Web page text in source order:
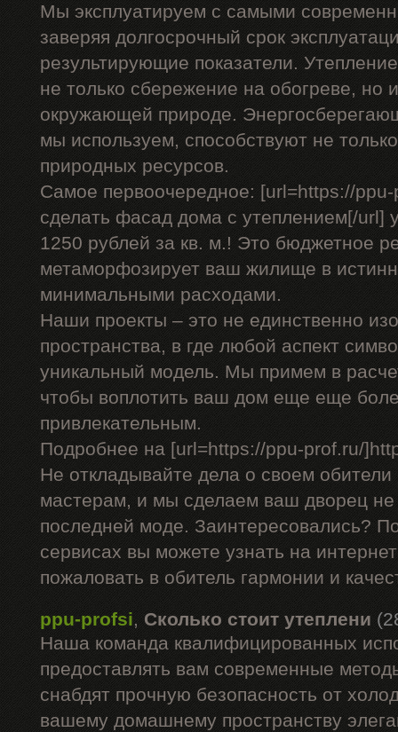
Мы эксплуатируем с самыми
заверяя долгосрочный срок
результирующие показатели.
не только сбережение на обогреве, но
окружающей природе.
мы используем, способствуют не
природных ресурсов.
Самое первоочередное: [url=https://ppu-
сделать фасад дома с утеплением[/url]
1250 рублей за кв. м.! Это бюджетное
метаморфозирует ваш жилище в
минимальными расходами.
Наши проекты – это не единственно
пространства, в где любой аспект
уникальный модель. Мы примем в
чтобы воплотить ваш дом еще еще
привлекательным.
Подробнее на [url=https://ppu-prof.ru/
Не откладывайте дела о своем
мастерам, и мы сделаем ваш дворец не
последней моде. Заинтересовались?
сервисах вы можете узнать на
пожаловать в обитель гармонии и
ppu-profsi, Сколько стоит утеплени
Наша команда квалифицированных
предоставлять вам современные
снабдят прочную безопасность от
вашему домашнему пространству